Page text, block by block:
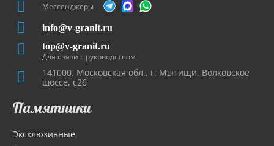
Мессенджеры
info@v-granit.ru
top@v-granit.ru
Для связи с руководством
141000, Московская обл., г. Мытищи, Волковское
шоссе, с26
Памятники
Эксклюзивные